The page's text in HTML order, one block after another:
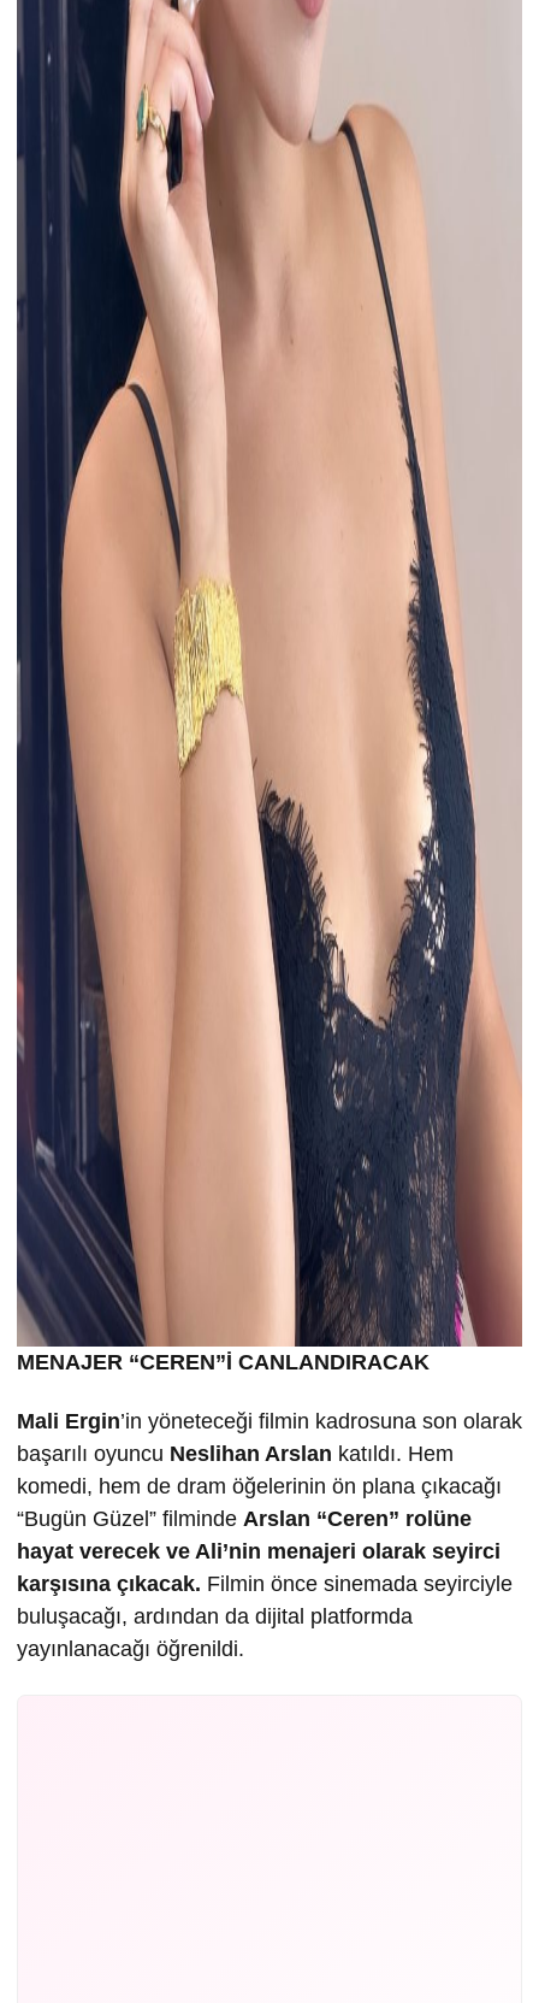
MENAJER “CEREN”İ CANLANDIRACAK
Mali Ergin’in yöneteceği filmin kadrosuna son olarak
başarılı oyuncu Neslihan Arslan katıldı. Hem
komedi, hem de dram öğelerinin ön plana çıkacağı
“Bugün Güzel” filminde Arslan “Ceren” rolüne
hayat verecek ve Ali’nin menajeri olarak seyirci
karşısına çıkacak. Filmin önce sinemada seyirciyle
buluşacağı, ardından da dijital platformda
yayınlanacağı öğrenildi.